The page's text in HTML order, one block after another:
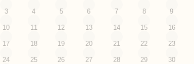
3 4 5 6 7 8 9
10 11 12 13 14 15 16
17 18 19 20 21 22 23
24 25 26 27 28 29 30